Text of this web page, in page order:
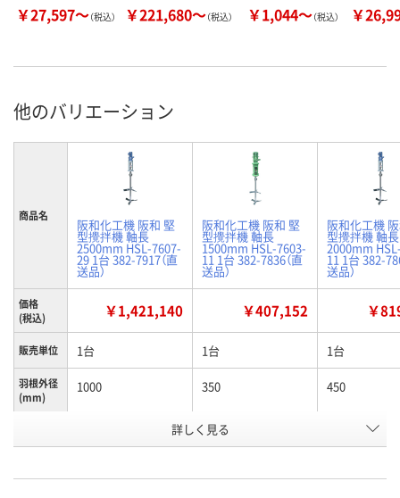
￥27,597～（税込） ￥221,680～（税込） ￥1,044～（税込） ￥
他のバリエーション
商品名
阪和化工機 阪和 堅
型攪拌機 軸長
2500mm HSL-7607-
29 1台 382-7917（直
送品）
阪和化工機 阪和 堅
型攪拌機 軸長
1500mm HSL-7603-
11 1台 382-7836（直
送品）
阪和化工機
型攪拌機 軸長
2000mm
11 1台 382-
送品）
価格
(税込)
￥1,421,140 ￥407,152 ￥
販売単位 1台 1台 1台
羽根外径
(mm)
1000 350 450
1500
P627497 P627744 P615197
詳しく見る